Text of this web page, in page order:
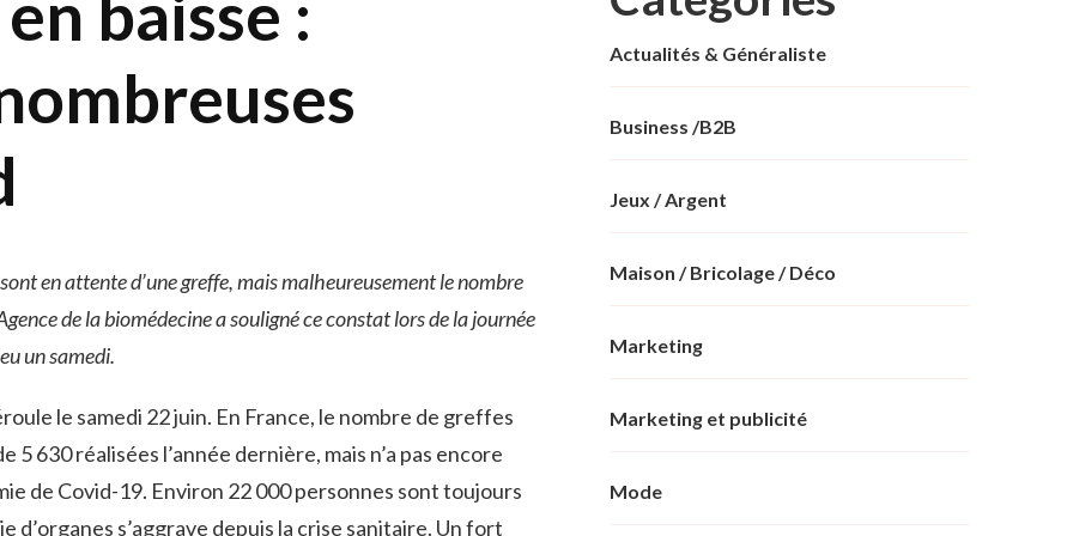
en attente d’une greffe, mais malheureusement le nombre
de la biomédecine a souligné ce constat lors de la journée
un samedi.
le samedi 22 juin. En France, le nombre de greffes
5 630 réalisées l’année dernière, mais n’a pas encore
de Covid-19. Environ 22 000 personnes sont toujours
d’organes s’aggrave depuis la crise sanitaire. Un fort
Actualités & Généraliste
Business /B2B
Jeux / Argent
Maison / Bricolage / Déco
Marketing
Marketing et publicité
Mode